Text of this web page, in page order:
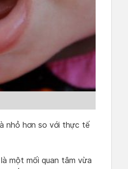
nhỏ hơn so với thực tế
một mối quan tâm vừa